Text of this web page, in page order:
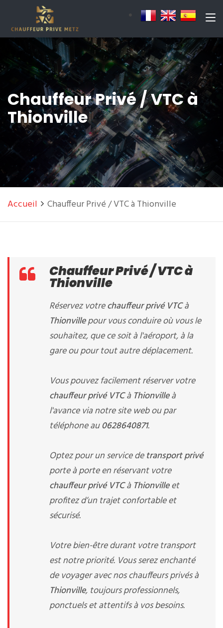
Chauffeur Privé / VTC à
Thionville
Accueil Chauffeur Privé / VTC à Thionville
Chauffeur Privé / VTC à
Thionville
Réservez votrechauffeur privé VTCà
Thionvillepour vous conduire où vous le
souhaitez, que ce soit à l'aéroport, à la
gare ou pour tout autre déplacement.
Vous pouvez facilement réserver votre
chauffeur privé VTCà Thionvilleà
l'avance via notre site web ou par
téléphone au0628640871.
Optez pour un service detransport privé
porte à porte en réservant votre
chauffeur privé VTCà Thionvilleet
profitez d’un trajet confortable et
sécurisé.
Votre bien-être durant votre transport
est notre priorité. Vous serez enchanté
de voyager avec nos chauffeurs privés à
Thionville, toujours professionnels,
ponctuels et attentifs à vos besoins.